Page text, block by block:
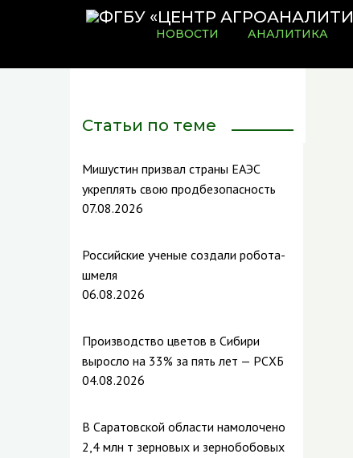
НОВОСТИ АНАЛИТИКА
Статьи по теме
Мишустин призвал страны ЕАЭС
укреплять свою продбезопасность
07.08.2026
Российские ученые создали робота-
шмеля
06.08.2026
Производство цветов в Сибири
выросло на 33% за пять лет — РСХБ
04.08.2026
В Саратовской области намолочено
2,4 млн т зерновых и зернобобовых